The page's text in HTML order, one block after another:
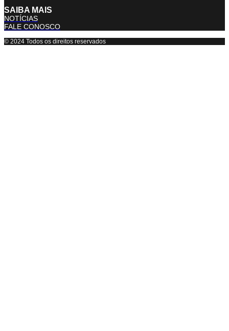
SAIBA MAIS
NOTÍCIAS
FALE CONOSCO
© 2024 Todos os direitos reservados